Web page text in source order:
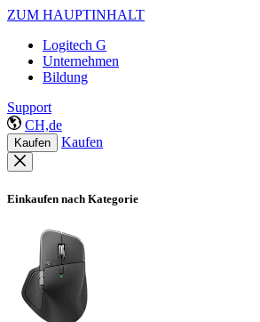
ZUM HAUPTINHALT
Logitech G
Unternehmen
Bildung
Support
CH,de
Kaufen Kaufen
Einkaufen nach Kategorie